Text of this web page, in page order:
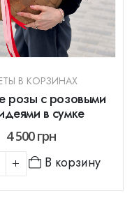
В КОРЗИНАХ
розы с розовыми
в сумке
4 500грн
В корзину